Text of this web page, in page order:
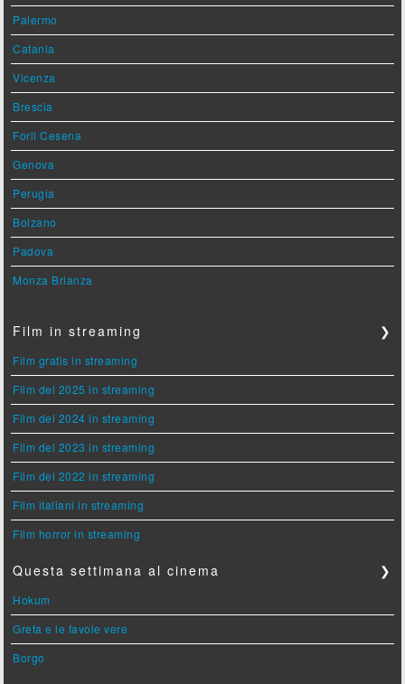
Palermo
Catania
Vicenza
Brescia
Forlì Cesena
Genova
Perugia
Bolzano
Padova
Monza Brianza
Film in streaming ❯
Film gratis in streaming
Film del 2025 in streaming
Film del 2024 in streaming
Film del 2023 in streaming
Film del 2022 in streaming
Film italiani in streaming
Film horror in streaming
Questa settimana al cinema ❯
Hokum
Greta e le favole vere
Borgo